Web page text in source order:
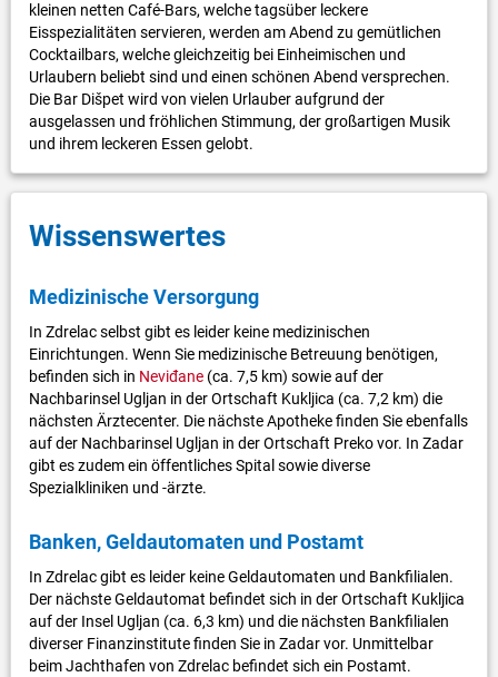
kleinen netten Café-Bars, welche tagsüber leckere
Eisspezialitäten servieren, werden am Abend zu gemütlichen
Cocktailbars, welche gleichzeitig bei Einheimischen und
Urlaubern beliebt sind und einen schönen Abend versprechen.
Die Bar Dišpet wird von vielen Urlauber aufgrund der
ausgelassen und fröhlichen Stimmung, der großartigen Musik
und ihrem leckeren Essen gelobt.
Wissenswertes
Medizinische Versorgung
In Zdrelac selbst gibt es leider keine medizinischen
Einrichtungen. Wenn Sie medizinische Betreuung benötigen,
befinden sich in Neviđane(ca. 7,5 km) sowie auf der
Nachbarinsel Ugljan in der Ortschaft Kukljica (ca. 7,2 km) die
nächsten Ärztecenter. Die nächste Apotheke finden Sie ebenfalls
auf der Nachbarinsel Ugljan in der Ortschaft Preko vor. In Zadar
gibt es zudem ein öffentliches Spital sowie diverse
Spezialkliniken und -ärzte.
Banken, Geldautomaten und Postamt
In Zdrelac gibt es leider keine Geldautomaten und Bankfilialen.
Der nächste Geldautomat befindet sich in der Ortschaft Kukljica
auf der Insel Ugljan (ca. 6,3 km) und die nächsten Bankfilialen
diverser Finanzinstitute finden Sie in Zadar vor. Unmittelbar
beim Jachthafen von Zdrelac befindet sich ein Postamt.